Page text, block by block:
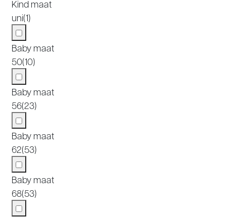
Kind maat
uni(1)
Baby maat
50(10)
Baby maat
56(23)
Baby maat
62(53)
Baby maat
68(53)